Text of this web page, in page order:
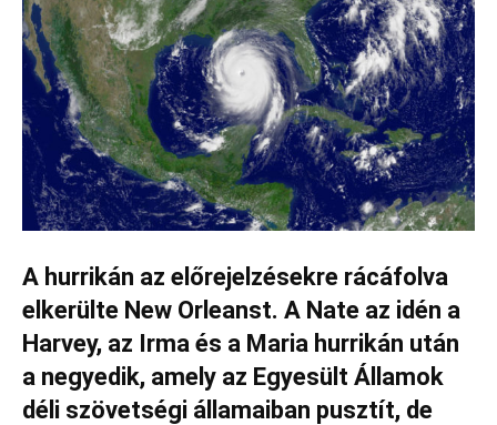
A hurrikán az előrejelzésekre rácáfolva
elkerülte New Orleanst. A Nate az idén a
Harvey, az Irma és a Maria hurrikán után
a negyedik, amely az Egyesült Államok
déli szövetségi államaiban pusztít, de